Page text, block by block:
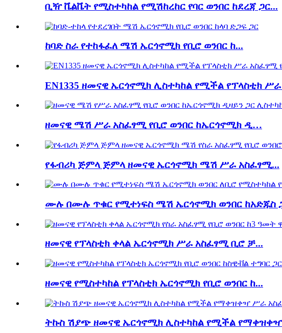
ቢዥ ቬልቬት የሚስተካከል የሚሽከረከር የባር ወንበር ከደረጃ ጋር...
ከባድ ስራ የተከፋፈለ ሜሽ ኤርጎኖሚክ የቢሮ ወንበር ከ...
EN1335 ዘመናዊ ኤርጎኖሚክ ሊስተካከል የሚችል የፕላስቲክ
ዘመናዊ ሜሽ ሥራ አስፈፃሚ የቢሮ ወንበር ከኤርጎኖሚክ ዲ…
የፋብሪካ ጅምላ ጅምላ ዘመናዊ ኤርጎኖሚክ ሜሽ ሥራ አስፈፃሚ...
ሙሉ በሙሉ ጥቁር የሚተነፍስ ሜሽ ኤርጎኖሚክ ወንበር ከአድጁስ
ዘመናዊ የፕላስቲክ ቀላል ኤርጎኖሚክ ሥራ አስፈፃሚ ቢሮ ቻ...
ዘመናዊ የሚስተካከል የፕላስቲክ ኤርጎኖሚክ የቢሮ ወንበር ከ...
ትኩስ ሽያጭ ዘመናዊ ኤርጎኖሚክ ሊስተካከል የሚችል የማቀዝቀዣ